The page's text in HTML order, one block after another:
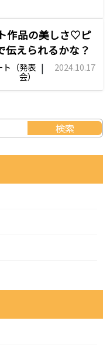
作品の美しさ♡ピ
伝えられるかな？
ト（発表
会）
| 2024.10.17